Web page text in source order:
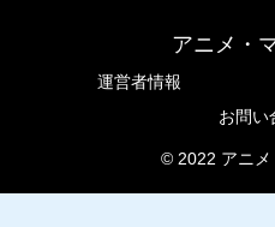
アニメ・
運営者情報
お問い
© 2022 アニメ